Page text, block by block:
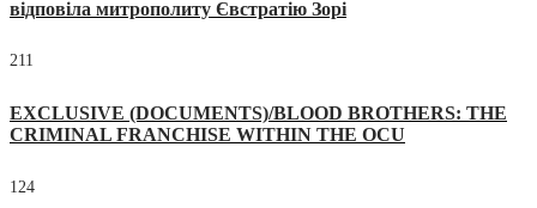
відповіла митрополиту Євстратію Зорі
211
EXCLUSIVE (DOCUMENTS)/BLOOD BROTHERS: THE
CRIMINAL FRANCHISE WITHIN THE OCU
124